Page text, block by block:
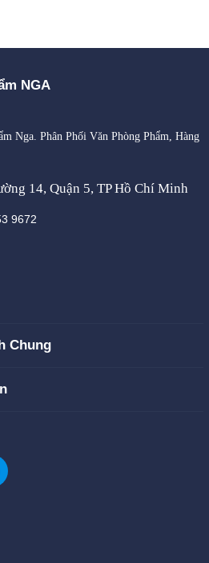
NGA
Nga. Phân Phối Văn Phòng Phẩm, Hàng
14, Quận 5, TP Hồ Chí Minh
9672
Chung